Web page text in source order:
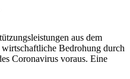
aus dem
Bedrohung durch
Coronavirus voraus. Eine